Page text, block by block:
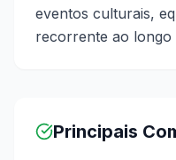
eventos culturais,
recorrente ao longo
Principais